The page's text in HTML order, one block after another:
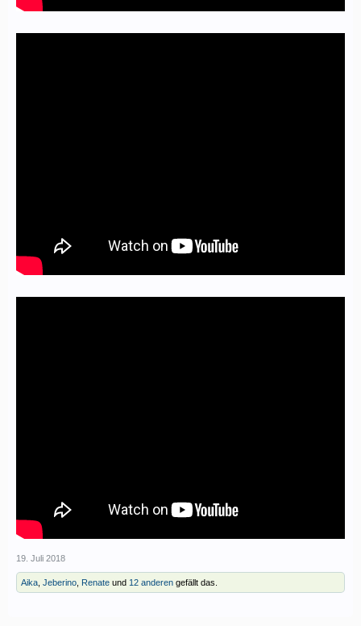
19. Juli 2018
Aika Jeberino Renate und 12 anderen gefällt das.